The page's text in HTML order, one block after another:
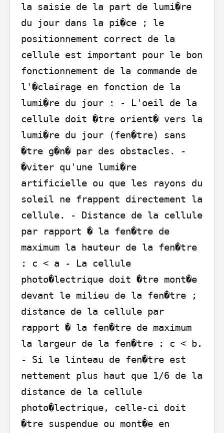
la saisie de la part de lumi�re
du jour dans la pi�ce ; le
positionnement correct de la
cellule est important pour le bon
fonctionnement de la commande de
l'�clairage en fonction de la
lumi�re du jour : - L'oeil de la
cellule doit �tre orient� vers la
lumi�re du jour (fen�tre) sans
�tre g�n� par des obstacles. -
�viter qu'une lumi�re
artificielle ou que les rayons du
soleil ne frappent directement la
cellule. - Distance de la cellule
par rapport � la fen�tre de
maximum la hauteur de la fen�tre
: c < a - La cellule
photo�lectrique doit �tre mont�e
devant le milieu de la fen�tre ;
distance de la cellule par
rapport � la fen�tre de maximum
la largeur de la fen�tre : c < b.
- Si le linteau de fen�tre est
nettement plus haut que 1/6 de la
distance de la cellule
photo�lectrique, celle-ci doit
�tre suspendue ou mont�e en